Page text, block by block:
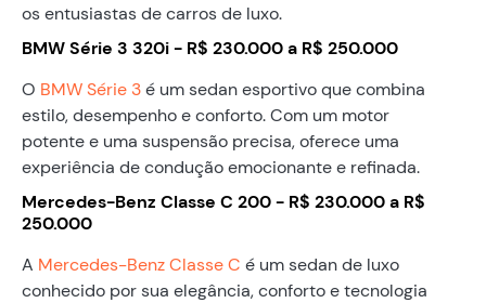
os entusiastas de carros de luxo.
BMW Série 3 320i - R$ 230.000 a R$ 250.000
O BMW Série 3é um sedan esportivo que combina
estilo, desempenho e conforto. Com um motor
potente e uma suspensão precisa, oferece uma
experiência de condução emocionante e refinada.
Mercedes-Benz Classe C 200 - R$ 230.000 a R$
250.000
A Mercedes-Benz Classe C é um sedan de luxo
conhecido por sua elegância, conforto e tecnologia